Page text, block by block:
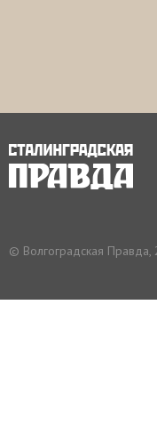
© Волгоградская Правда,